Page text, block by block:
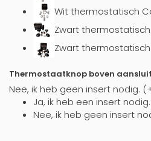
Wit thermostatisch
Zwart
Zwart
Thermostaatknop boven
Nee, ik heb geen insert nodig.
Ja, ik heb een insert
Nee, ik heb geen insert